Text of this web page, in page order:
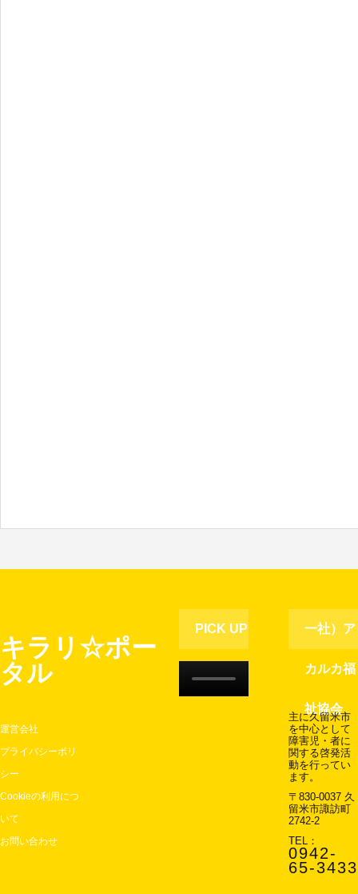
PICK UP 一社）ア
カルカ福
祉協会
主に久留米市
を中心として
障害児・者に
関する啓発活
動を行ってい
ます。
〒830-0037 久
留米市諏訪町
2742-2
TEL：
0942-
65-3433
キラリ☆ポー
タル
運営会社
プライバシーポリ
シー
Cookieの利用につ
いて
お問い合わせ